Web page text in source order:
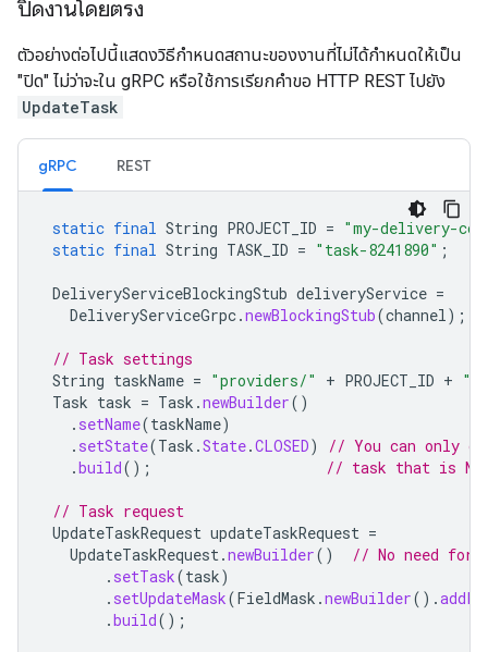
ปิดงานโดยตรง
ตัวอย่างต่อไปนี้แสดงวิธีกำหนดสถานะของงานที่ไม่ได้กำหนดให้เป็น
"ปิด" ไม่ว่าจะใน gRPC หรือใช้การเรียกคำขอ HTTP REST ไปยัง
UpdateTask
gRPC REST
static final String PROJECT_ID = "my-delivery-
static final String TASK_ID = "task-8241890" ;
DeliveryServiceBlockingStub deliveryService =
DeliveryServiceGrpc.newBlockingStub(channel);
// Task settings
String taskName = "providers/" + PROJECT_ID + "/
Task task = Task .newBuilder()
. setName(taskName)
. setState(Task .State.CLOSED)
// You can only
.build(); // task that is
// Task request
UpdateTaskRequest updateTaskRequest =
UpdateTaskRequest.newBuilder()
// No need for
. setTask(task)
. setUpdateMask(FieldMask .newBuilder().
.build();